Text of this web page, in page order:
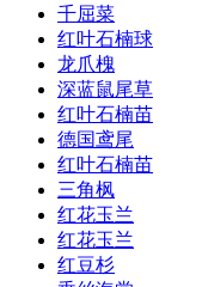
千屈菜
红叶石楠球
龙爪槐
深蓝鼠尾草
红叶石楠苗
德国鸢尾
红叶石楠苗
三角枫
红花玉兰
红花玉兰
红豆杉